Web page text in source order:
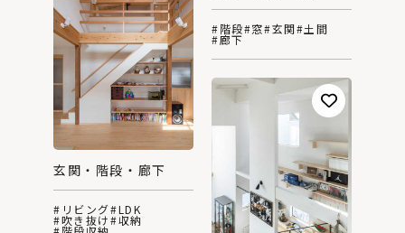
#階段#窓#玄関#土間
#廊下
玄関・階段・廊下
#リビング#LDK
#吹き抜け#収納